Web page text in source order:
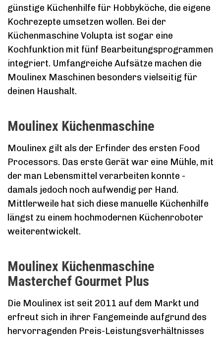
günstige Küchenhilfe für Hobbyköche, die eigene
Kochrezepte umsetzen wollen. Bei der
Küchenmaschine Volupta ist sogar eine
Kochfunktion mit fünf Bearbeitungsprogrammen
integriert. Umfangreiche Aufsätze machen die
Moulinex Maschinen besonders vielseitig für
deinen Haushalt.
Moulinex Küchenmaschine
Moulinex gilt als der Erfinder des ersten Food
Processors. Das erste Gerät war eine Mühle, mit
der man Lebensmittel verarbeiten konnte -
damals jedoch noch aufwendig per Hand.
Mittlerweile hat sich diese manuelle Küchenhilfe
längst zu einem hochmodernen Küchenroboter
weiterentwickelt.
Moulinex Küchenmaschine
Masterchef Gourmet Plus
Die Moulinex ist seit 2011 auf dem Markt und
erfreut sich in ihrer Fangemeinde aufgrund des
hervorragenden Preis-Leistungsverhältnisses